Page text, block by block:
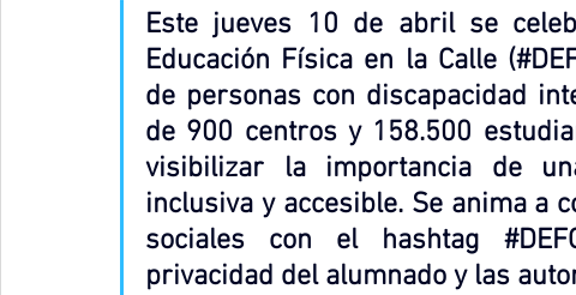
Este jueves 10 de abril se
Educación Física en la Calle
de personas con discapacidad
de 900 centros y 158.500
visibilizar la importancia de
inclusiva y accesible. Se anima a
sociales con el hashtag
privacidad del alumnado y las